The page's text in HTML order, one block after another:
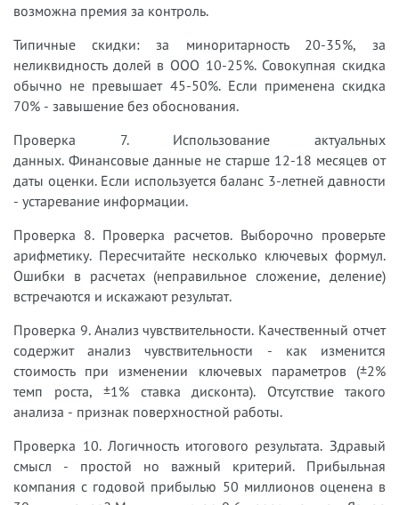
возможна премия за контроль.
Типичные скидки: за миноритарность 20-35%, за
неликвидность долей в ООО 10-25%. Совокупная скидка
обычно не превышает 45-50%. Если применена скидка
70% - завышение без обоснования.
Проверка 7. Использование актуальных
данных. Финансовые данные не старше 12-18 месяцев от
даты оценки. Если используется баланс 3-летней давности
- устаревание информации.
Проверка 8. Проверка расчетов. Выборочно проверьте
арифметику. Пересчитайте несколько ключевых формул.
Ошибки в расчетах (неправильное сложение, деление)
встречаются и искажают результат.
Проверка 9. Анализ чувствительности. Качественный отчет
содержит анализ чувствительности - как изменится
стоимость при изменении ключевых параметров (±2%
темп роста, ±1% ставка дисконта). Отсутствие такого
анализа - признак поверхностной работы.
Проверка 10. Логичность итогового результата. Здравый
смысл - простой но важный критерий. Прибыльная
компания с годовой прибылью 50 миллионов оценена в